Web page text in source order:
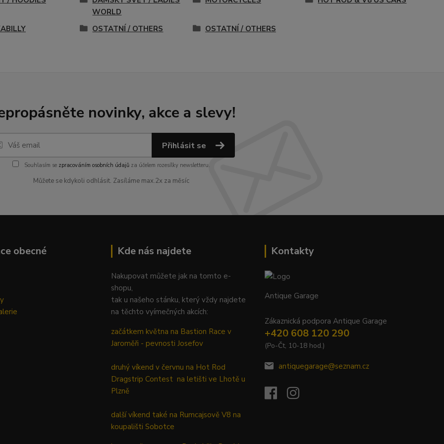
WORLD
OSTATNÍ / OTHERS OSTATNÍ / OTHERS
novinky, akce a slevy!
Přihlásit se
Souhlasím se zpracováním osobních údajůza účelem rozesílky newsletteru.
Můžete se kdykoli odhlásit. Zasíláme max.2x za měsíc
obecné Kde nás najdete
Nakupovat můžete jak na tomto e-
shopu,
tak u našeho stánku, který vždy najdete
na těchto vyímečných akcích:
začátkem května na Bastion Race v
Jaroměři - pevnosti Josefov
druhý víkend v červnu na Hot Rod
Dragstrip Contest na letišti ve Lhotě u
Plzně
další víkend také na Rumcajsově V8 na
koupališti Sobotce
Kontakty
Antique Garage
Zákaznická podpora Antique Garage
+420 608 120 290
(Po-Čt, 10-18 hod.)
antiquegarage@seznam.cz